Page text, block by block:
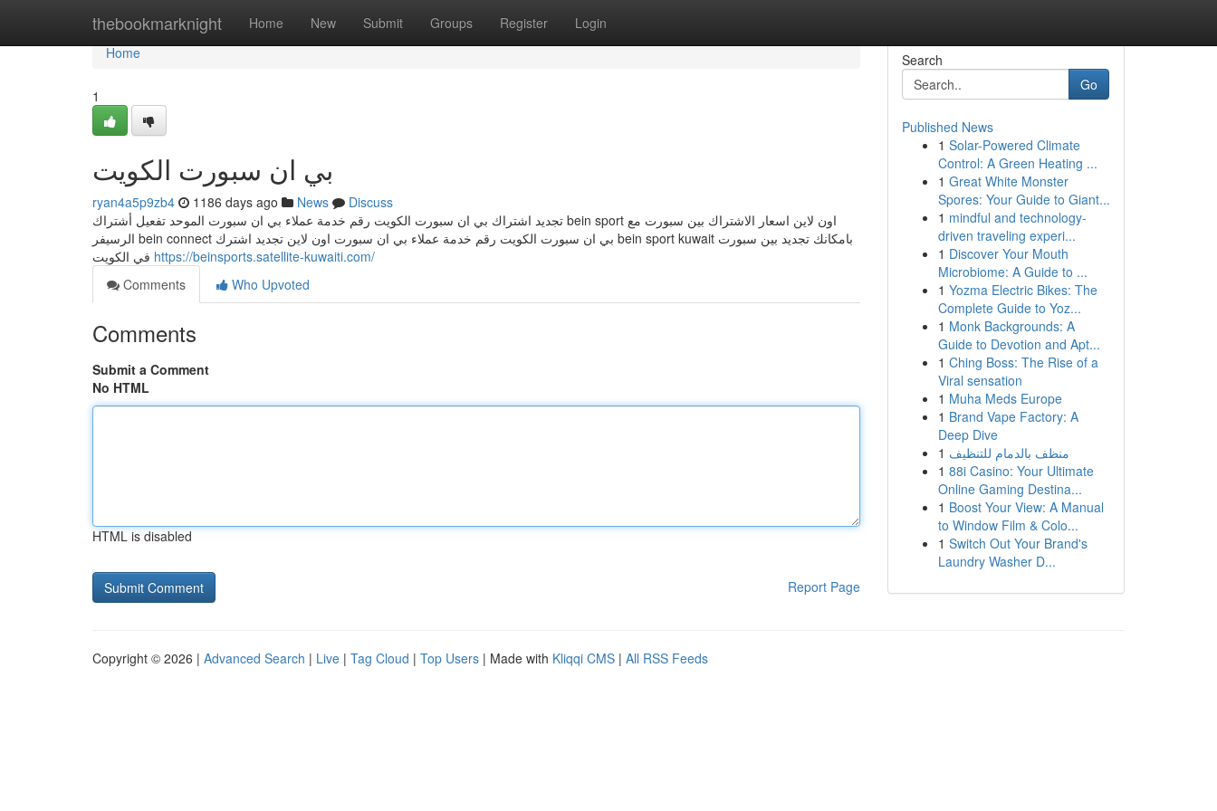
thebookmarknight Home New Submit Groups Register Login
Home
Home
1
بي ان سبورت الكويت
ryan4a5p9zb4 1186 days ago News
Discuss
تجديد اشتراك بي ان سبورت الكويت رقم خدمة عملاء بي ان سبورت الموحد تفعيل أشتراك bein sport اون لاين اسعار الاشتراك بين سبورت مع
الرسيفر bein connect بي ان سبورت الكويت رقم خدمة عملاء بي ان سبورت اون لاين تجديد اشترك bein sport kuwait بامكانك تجديد بين سبورت
https://beinsports.satellite-kuwaiti.com/
Comments
Who Upvoted
Comments
Submit a Comment
No HTML
HTML is disabled
Report Page
Search
Go
Published News
1 Solar-Powered Climate
Control: A Green Heating ...
1 Great White Monster
Spores: Your Guide to Giant...
1 mindful and technology-
driven traveling experi...
1 Discover Your Mouth
Microbiome: A Guide to ...
1 Yozma Electric Bikes: The
Complete Guide to Yoz...
1 Monk Backgrounds: A
Guide to Devotion and Apt...
1 Ching Boss: The Rise of a
Viral sensation
1 Muha Meds Europe
1 Brand Vape Factory: A
Deep Dive
1 منظف بالدمام للتنظيف
1 88i Casino: Your Ultimate
Online Gaming Destina...
1 Boost Your View: A Manual
to Window Film & Colo...
1 Switch Out Your Brand's
Laundry Washer D...
Copyright © 2026 | Advanced Search | Live | Tag Cloud | Top Users | Made with Kliqqi CMS | All RSS Feeds